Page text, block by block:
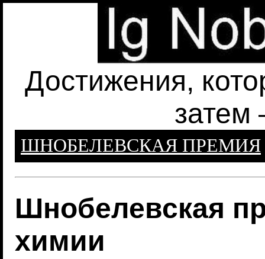
Достижения,
затем
ШНОБЕЛЕВСКАЯ ПРЕМИЯ
Шнобелевская
химии